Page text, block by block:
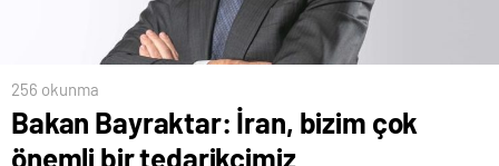
256 okunma
Bakan Bayraktar: İran, bizim çok
önemli bir tedarikçimiz